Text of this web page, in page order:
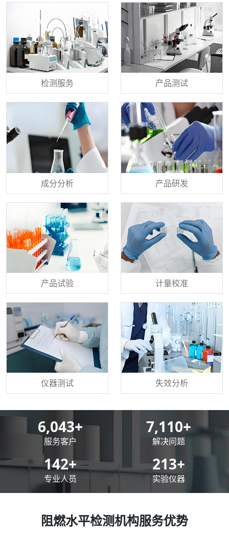
检测服务 产品测试
成分分析 产品研发
产品试验 计量校准
仪器测试 失效分析
8,500+
服务客户
10,000+
解决问题
200+
专业人员
300+
实验仪器
阻燃水平检测机构服务优势